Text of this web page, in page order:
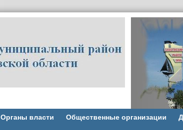
Органы власти Общественные организации